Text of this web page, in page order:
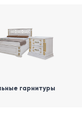
гарнитуры